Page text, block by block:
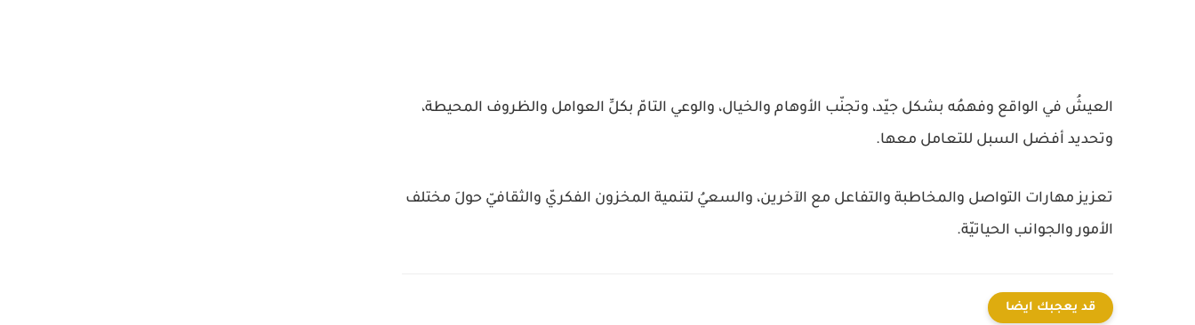
العيشُ في الواقع وفهمُه بشكل جيّد، وتجنّب الأوهام والخيال، والوعي التامّ بكلِّ العوامل والظروف المحيطة،
وتحديد أفضل السبل للتعامل معها.
تعزيز مهارات التواصل والمخاطبة والتفاعل مع الآخرين، والسعيُ لتنمية المخزون الفكريّ والثقافيّ حولَ مختلف
الأمور والجوانب الحياتيّة.
قد يعجبك ايضا